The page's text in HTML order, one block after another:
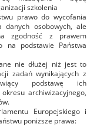
szkolenia
prawo do wycofania
danych osobowych, ale
zgodność z prawem
na podstawie Państwa
nie dłużej niż jest to
zadań wynikających z
podstawę ich
archiwizacyjnego,
Europejskiego i
poniższe prawa: